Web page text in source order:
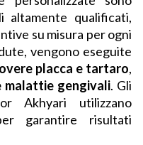
altamente qualificati,
su misura per ogni
vengono eseguite
placca e tartaro,
malattie gengivali. Gli
Akhyari utilizzano
garantire risultati